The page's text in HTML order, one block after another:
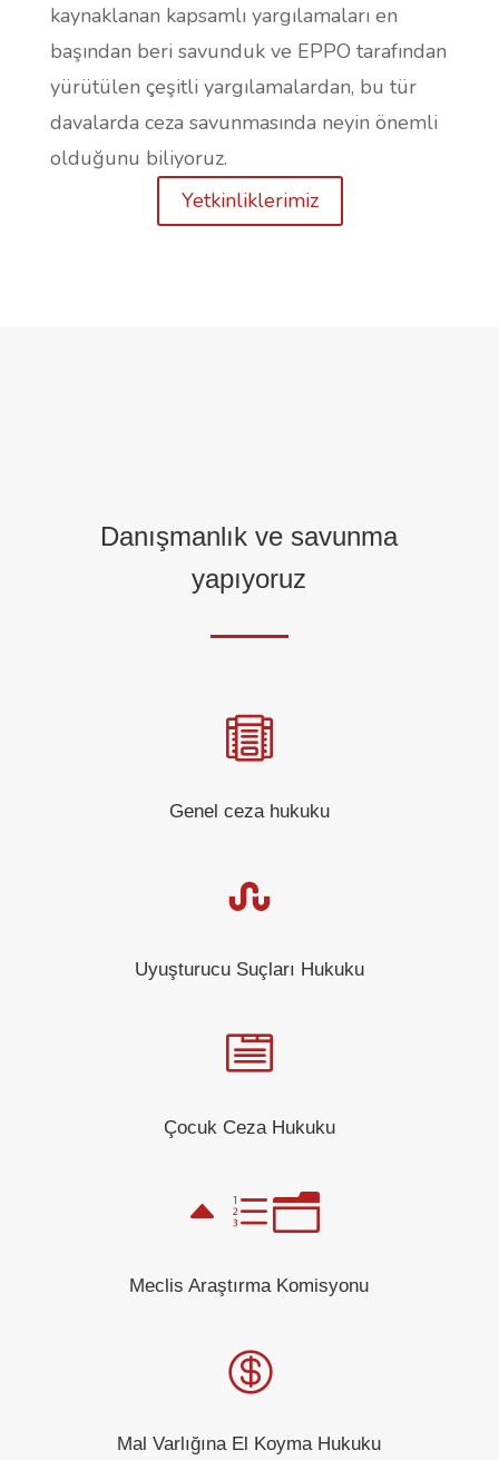
kaynaklanan kapsamlı yargılamaları en
başından beri savunduk ve EPPO tarafından
yürütülen çeşitli yargılamalardan, bu tür
davalarda ceza savunmasında neyin önemli
olduğunu biliyoruz.
Yetkinliklerimiz
Danışmanlık ve savunma
yapıyoruz

Genel ceza hukuku

Uyuşturucu Suçları Hukuku

Çocuk Ceza Hukuku
Ben
Meclis Araştırma Komisyonu

Mal Varlığına El Koyma Hukuku